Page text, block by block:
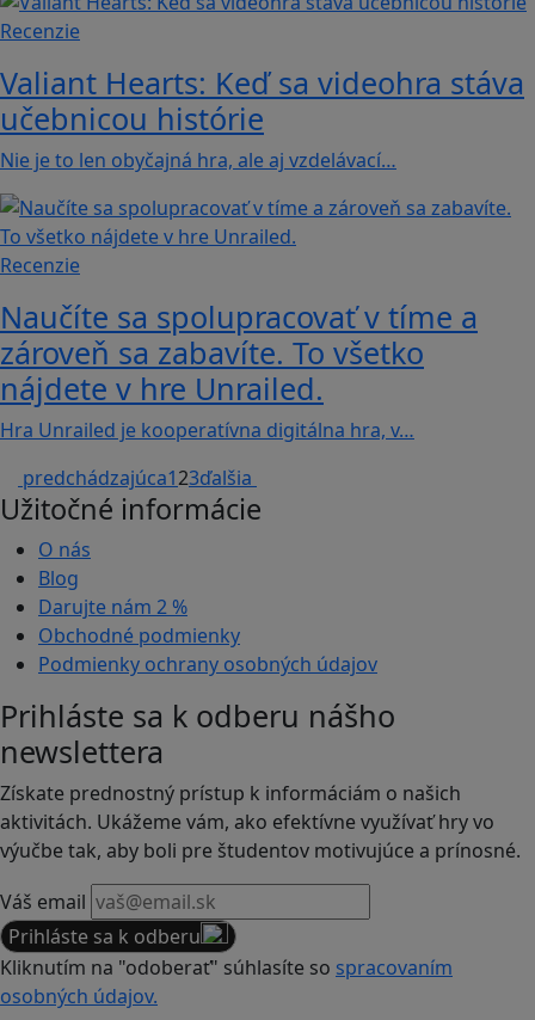
Recenzie
Valiant Hearts: Keď sa videohra stáva
učebnicou histórie
Nie je to len obyčajná hra, ale aj vzdelávací…
Recenzie
Naučíte sa spolupracovať v tíme a
zároveň sa zabavíte. To všetko
nájdete v hre Unrailed.
Hra Unrailed je kooperatívna digitálna hra, v…
predchádzajúca123ďalšia
Užitočné informácie
O nás
Blog
Darujte nám 2 %
Obchodné podmienky
Podmienky ochrany osobných údajov
Prihláste sa k odberu nášho
newslettera
Získate prednostný prístup k informáciám o našich
aktivitách. Ukážeme vám, ako efektívne využívať hry vo
výučbe tak, aby boli pre študentov motivujúce a prínosné.
Váš email
Prihláste sa k odberu
Kliknutím na "odoberať" súhlasíte so spracovaním
osobných údajov.